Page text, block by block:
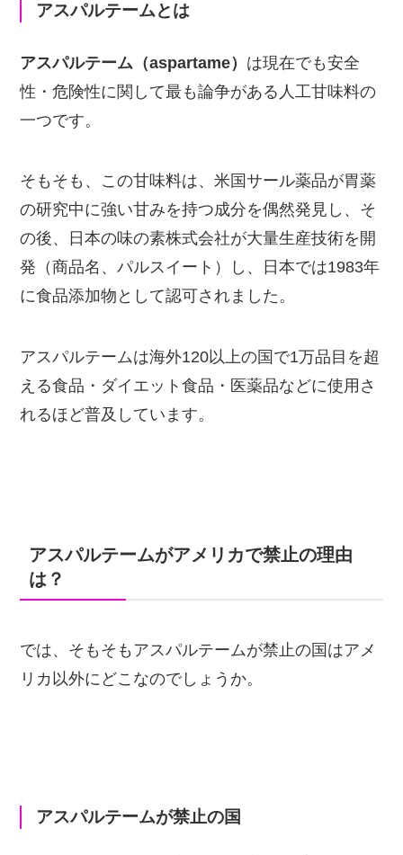
アスパルテームとは
アスパルテーム（aspartame） は現在でも安全
性・危険性に関して最も論争がある人工甘味料の
一つです。
そもそも、この甘味料は、米国サール薬品が胃薬
の研究中に強い甘みを持つ成分を偶然発見し、そ
の後、日本の味の素株式会社が大量生産技術を開
発（商品名、パルスイート）し、日本では1983年
に食品添加物として認可されました。
アスパルテームは海外120以上の国で1万品目を超
える食品・ダイエット食品・医薬品などに使用さ
れるほど普及しています。
アスパルテームがアメリカで禁止の理由
は？
では、そもそもアスパルテームが禁止の国はアメ
リカ以外にどこなのでしょうか。
アスパルテームが禁止の国